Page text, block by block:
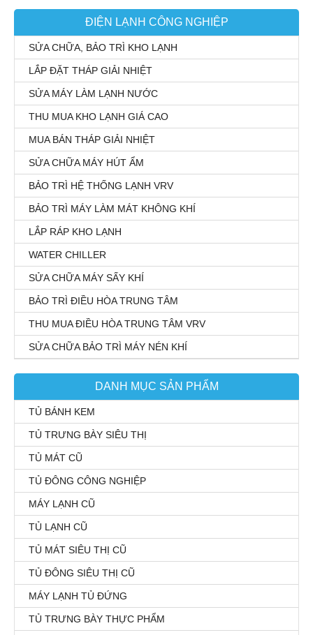
ĐIỆN LẠNH CÔNG NGHIỆP
SỬA CHỮA, BẢO TRÌ KHO LẠNH
LẮP ĐẶT THÁP GIẢI NHIỆT
SỬA MÁY LÀM LẠNH NƯỚC
THU MUA KHO LẠNH GIÁ CAO
MUA BÁN THÁP GIẢI NHIỆT
SỬA CHỮA MÁY HÚT ẨM
BẢO TRÌ HỆ THỐNG LẠNH VRV
BẢO TRÌ MÁY LÀM MÁT KHÔNG KHÍ
LẮP RÁP KHO LẠNH
WATER CHILLER
SỬA CHỮA MÁY SẤY KHÍ
BẢO TRÌ ĐIỀU HÒA TRUNG TÂM
THU MUA ĐIỀU HÒA TRUNG TÂM VRV
SỬA CHỮA BẢO TRÌ MÁY NÉN KHÍ
DANH MỤC SẢN PHẨM
TỦ BÁNH KEM
TỦ TRƯNG BÀY SIÊU THỊ
TỦ MÁT CŨ
TỦ ĐÔNG CÔNG NGHIỆP
MÁY LẠNH CŨ
TỦ LẠNH CŨ
TỦ MÁT SIÊU THỊ CŨ
TỦ ĐÔNG SIÊU THỊ CŨ
MÁY LẠNH TỦ ĐỨNG
TỦ TRƯNG BÀY THỰC PHẨM